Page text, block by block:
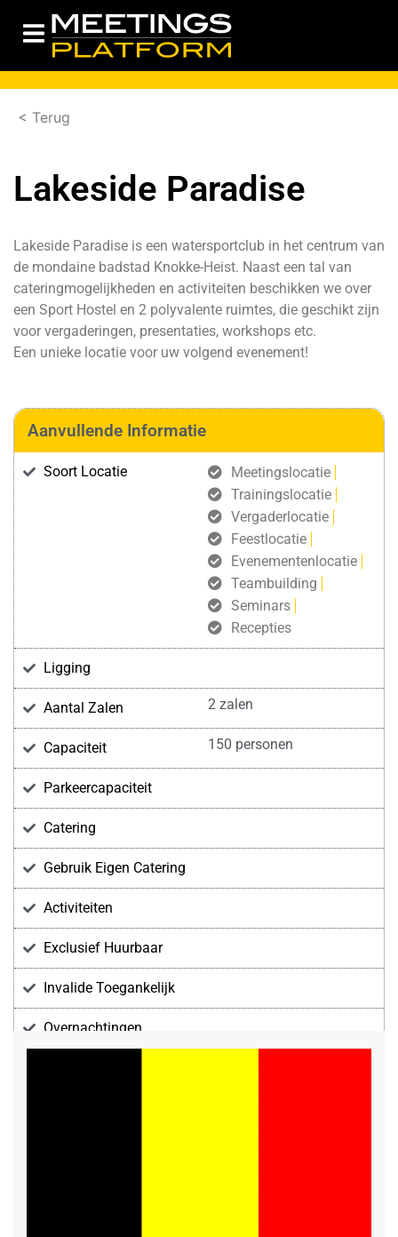
< Terug
Lakeside Paradise
Lakeside Paradise is een watersportclub in het centrum van
de mondaine badstad Knokke-Heist. Naast een tal van
cateringmogelijkheden en activiteiten beschikken we over
een Sport Hostel en 2 polyvalente ruimtes, die geschikt zijn
voor vergaderingen, presentaties, workshops etc.
Een unieke locatie voor uw volgend evenement!
Aanvullende Informatie
Soort Locatie
Meetingslocatie
Trainingslocatie
Vergaderlocatie
Feestlocatie
Evenementenlocatie
Teambuilding
Seminars
Recepties
Ligging
Aantal Zalen 2 zalen
Capaciteit 150 personen
Parkeercapaciteit
Catering
Gebruik Eigen Catering
Activiteiten
Exclusief Huurbaar
Invalide Toegankelijk
Overnachtingen